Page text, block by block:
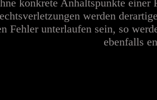
konkrete Anhaltspunkte
werden
Fehler unterlaufen sein, so
ebenfalls